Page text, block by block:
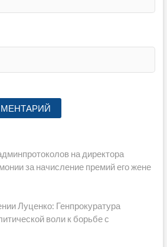
на директора
за начисление премий его жене
Луценко: Генпрокуратура
воли к борьбе с